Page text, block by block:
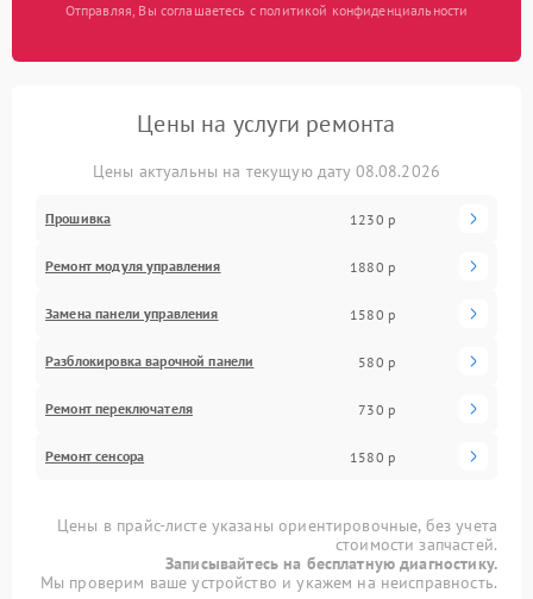
Отправляя, Вы соглашаетесь с политикой конфиденциальности
Цены на услуги ремонта
Цены актуальны на текущую дату 08.08.2026
Прошивка 1230 р
Ремонт модуля управления 1880 р
Замена панели управления 1580 р
Разблокировка варочной панели 580 р
Ремонт переключателя 730 р
Ремонт сенсора 1580 р
Цены в прайс-листе указаны ориентировочные, без учета
стоимости запчастей.
Записывайтесь на бесплатную диагностику.
Мы проверим ваше устройство и укажем на неисправность.